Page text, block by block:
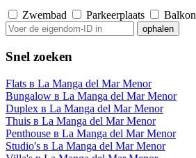
Zwembad Parkeerplaats Balkon
Snel zoeken
Flats в La Manga del Mar Menor
Bungalow в La Manga del Mar Menor
Duplex в La Manga del Mar Menor
Thuis в La Manga del Mar Menor
Penthouse в La Manga del Mar Menor
Studio's в La Manga del Mar Menor